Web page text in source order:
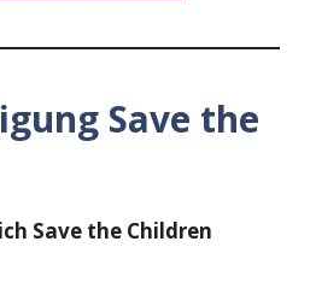
Save the
Save the Children